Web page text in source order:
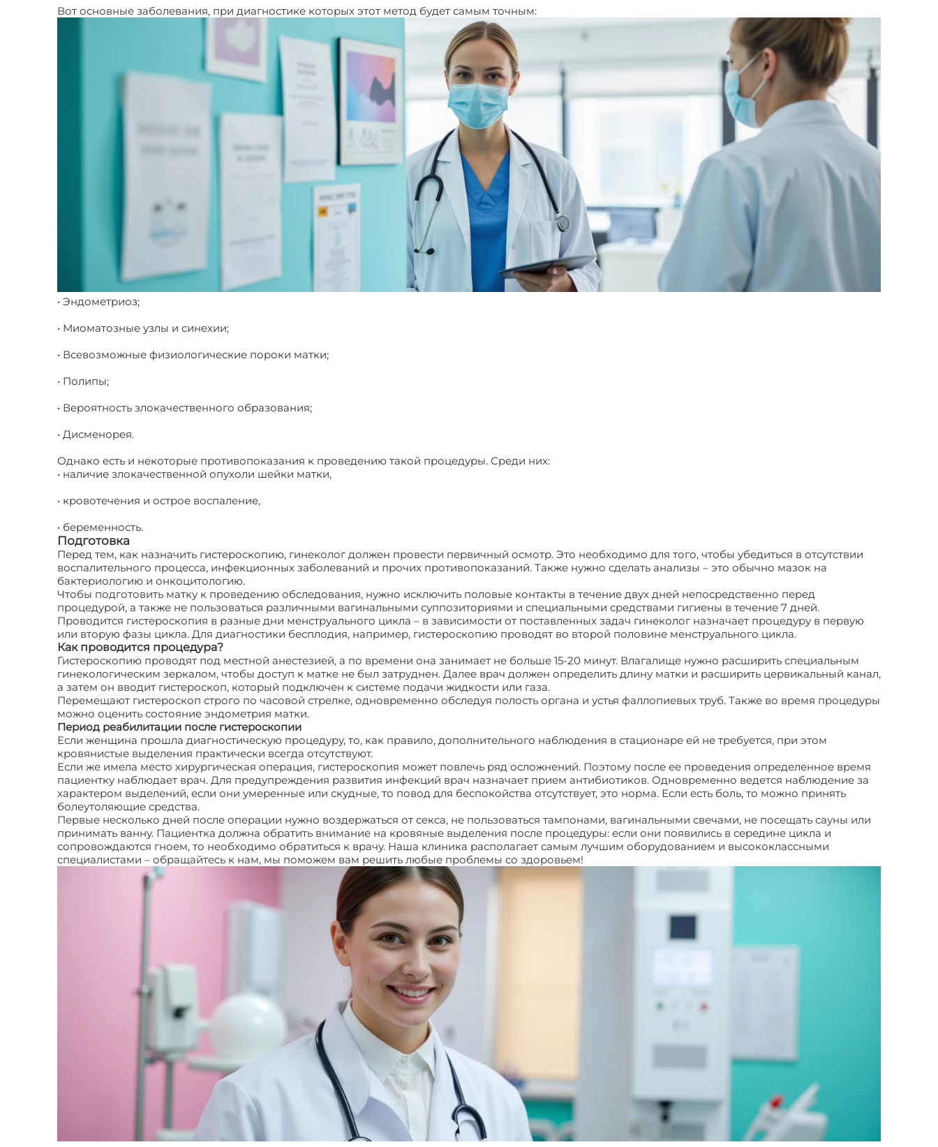
Вот основные заболевания, при диагностике которых этот метод будет самым точным:
• Эндометриоз;
• Миоматозные узлы и синехии;
• Всевозможные физиологические пороки матки;
• Полипы;
• Вероятность злокачественного образования;
• Дисменорея.
Однако есть и некоторые противопоказания к проведению такой процедуры. Среди них:
• наличие злокачественной опухоли шейки матки,
• кровотечения и острое воспаление,
• беременность.
Подготовка
Перед тем, как назначить гистероскопию, гинеколог должен провести первичный осмотр. Это необходимо для того, чтобы убедиться в отсутствии
воспалительного процесса, инфекционных заболеваний и прочих противопоказаний. Также нужно сделать анализы – это обычно мазок на
бактериологию и онкоцитологию.
Чтобы подготовить матку к проведению обследования, нужно исключить половые контакты в течение двух дней непосредственно перед
процедурой, а также не пользоваться различными вагинальными суппозиториями и специальными средствами гигиены в течение 7 дней.
Проводится гистероскопия в разные дни менструального цикла – в зависимости от поставленных задач гинеколог назначает процедуру в первую
или вторую фазы цикла. Для диагностики бесплодия, например, гистероскопию проводят во второй половине менструального цикла.
Как проводится процедура?
Гистероскопию проводят под местной анестезией, а по времени она занимает не больше 15-20 минут. Влагалище нужно расширить специальным
гинекологическим зеркалом, чтобы доступ к матке не был затруднен. Далее врач должен определить длину матки и расширить цервикальный канал,
а затем он вводит гистероскоп, который подключен к системе подачи жидкости или газа.
Перемещают гистероскоп строго по часовой стрелке, одновременно обследуя полость органа и устья фаллопиевых труб. Также во время процедуры
можно оценить состояние эндометрия матки.
Период реабилитации после гистероскопии
Если женщина прошла диагностическую процедуру, то, как правило, дополнительного наблюдения в стационаре ей не требуется, при этом
кровянистые выделения практически всегда отсутствуют.
Если же имела место хирургическая операция, гистероскопия может повлечь ряд осложнений. Поэтому после ее проведения определенное время
пациентку наблюдает врач. Для предупреждения развития инфекций врач назначает прием антибиотиков. Одновременно ведется наблюдение за
характером выделений, если они умеренные или скудные, то повод для беспокойства отсутствует, это норма. Если есть боль, то можно принять
болеутоляющие средства.
Первые несколько дней после операции нужно воздержаться от секса, не пользоваться тампонами, вагинальными свечами, не посещать сауны или
принимать ванну. Пациентка должна обратить внимание на кровяные выделения после процедуры: если они появились в середине цикла и
сопровождаются гноем, то необходимо обратиться к врачу. Наша клиника располагает самым лучшим оборудованием и высококлассными
специалистами – обращайтесь к нам, мы поможем вам решить любые проблемы со здоровьем!